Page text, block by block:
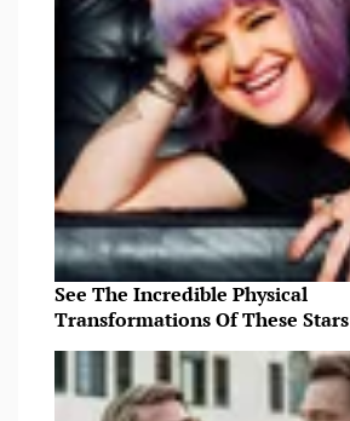
See The Incredible Physical
Transformations Of These Stars